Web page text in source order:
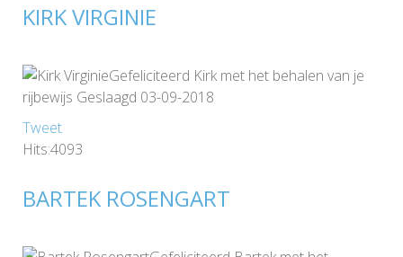
KIRK VIRGINIE
Gefeliciteerd Kirk met het behalen van je
rijbewijs Geslaagd 03-09-2018
Tweet
Hits:4093
BARTEK ROSENGART